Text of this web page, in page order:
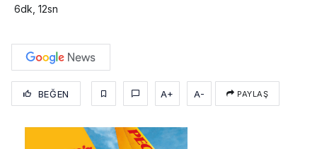
6dk, 12sn
BEĞEN A+ A- PAYLAŞ